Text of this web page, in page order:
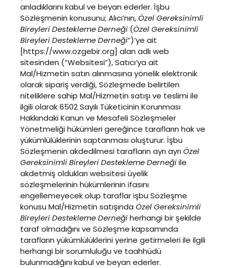
anladıklarını kabul ve beyan ederler. İşbu
Sözleşmenin konusunu; Alıcı’nın,Özel Gereksinimli
Bireyleri Destekleme Derneği (Özel Gereksinimli
Bireyleri Destekleme Derneği”)’ye ait
[https://www.ozgebir.org] alan adlı web
sitesinden (“Websitesi”), Satıcı’ya ait
Mal/Hizmetin satın alınmasına yönelik elektronik
olarak sipariş verdiği, Sözleşmede belirtilen
niteliklere sahip Mal/Hizmetin satışı ve teslimi ile
ilgili olarak 6502 Sayılı Tüketicinin Korunması
Hakkındaki Kanun ve Mesafeli Sözleşmeler
Yönetmeliği hükümleri gereğince tarafların hak ve
yükümlülüklerinin saptanması oluşturur. İşbu
Sözleşmenin akdedilmesi tarafların ayrı ayrıÖzel
Gereksinimli Bireyleri Destekleme Derneğiile
akdetmiş oldukları websitesi üyelik
sözleşmelerinin hükümlerinin ifasını
engellemeyecek olup taraflar işbu Sözleşme
konusu Mal/Hizmetin satışında Özel Gereksinimli
Bireyleri Destekleme Derneğiherhangi bir şekilde
taraf olmadığını ve Sözleşme kapsamında
tarafların yükümlülüklerini yerine getirmeleri ile ilgili
herhangi bir sorumluluğu ve taahhüdü
bulunmadığını kabul ve beyan ederler.